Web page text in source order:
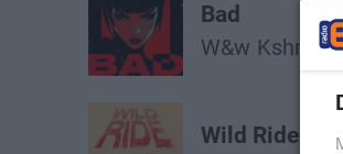
Bad
W&w Kshmr
Wild Ride